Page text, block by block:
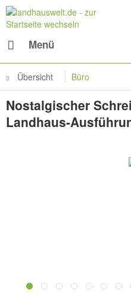
Menü
Übersicht Büro
Nostalgischer
Landhaus-